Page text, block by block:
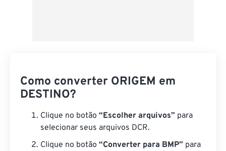
Como converter ORIGEM em
DESTINO?
Clique no botão “Escolher arquivos” para
selecionar seus arquivos DCR.
Clique no botão “Converter para BMP” para